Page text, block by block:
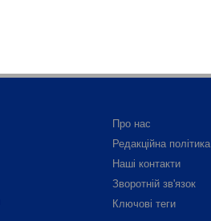
Про нас
Редакційна політика
Наші контакти
Зворотній зв'язок
Ключові теги